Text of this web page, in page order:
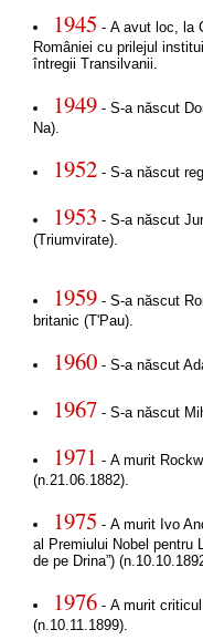
1945 - A avut loc, la
României cu prilejul
întregii Transilvanii.
1949- S-a născut
Na).
1952- S-a născut
1953 - S-a născut
(Triumvirate).
1959- S-a născut
britanic (T'Pau).
1960- S-a născut
1967 - S-a născut
1971 - A murit
(n.21.06.1882).
1975 - A murit Ivo
al Premiului Nobel pentru
de pe Drina”)
1976- A murit criticul
(n.10.11.1899).